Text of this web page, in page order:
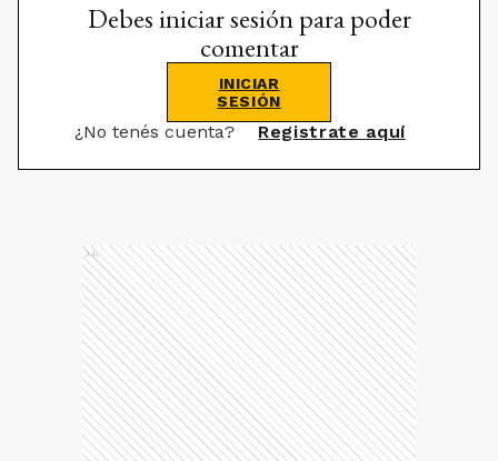
Debes iniciar sesión para poder
comentar
INICIAR
SESIÓN
¿No tenés cuenta? Registrate aquí
Ads